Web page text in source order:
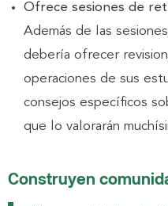
Ofrece sesiones de
Además de las
debería ofrecer
operaciones de sus
consejos específicos
que lo valorarán
Construyen